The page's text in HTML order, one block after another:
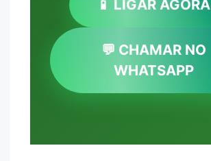
📱 LIGAR AGORA
💬 CHAMAR NO
WHATSAPP